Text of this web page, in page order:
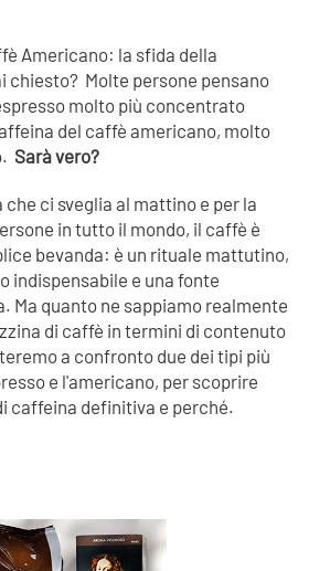
Americano: la sfida della
chiesto? Molte persone pensano
molto più concentrato
del caffè americano, molto
Sarà vero?
che ci sveglia al mattino e per la
in tutto il mondo, il caffè è
bevanda: è un rituale mattutino,
indispensabile e una fonte
Ma quanto ne sappiamo realmente
di caffè in termini di contenuto
a confronto due dei tipi più
e l'americano, per scoprire
caffeina definitiva e perché.